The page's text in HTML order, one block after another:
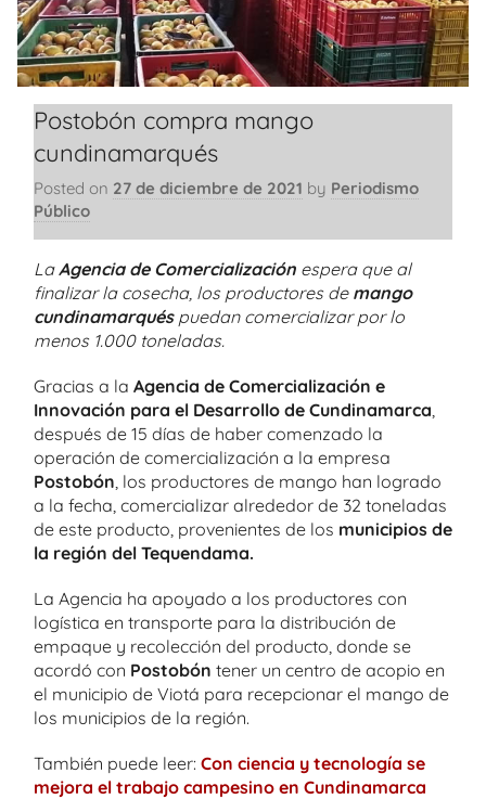
Postobón compra mango
cundinamarqués
Posted on 27 de diciembre de 2021 by Periodismo
Público
LaAgencia de Comercialización espera que al
finalizar la cosecha, los productores demango
cundinamarquéspuedan comercializar por lo
menos 1.000 toneladas.
Gracias a la Agencia de Comercialización e
Innovación para el Desarrollo de Cundinamarca
después de 15 días de haber comenzado la
operación de comercialización a la empresa
Postobón , los productores de mango han logrado
a la fecha, comercializar alrededor de 32 toneladas
de este producto, provenientes de los municipios de
la región del Tequendama.
La Agencia ha apoyado a los productores con
logística en transporte para la distribución de
empaque y recolección del producto, donde se
acordó con Postobón tener un centro de acopio en
el municipio de Viotá para recepcionar el mango de
los municipios de la región.
También puede leer: Con ciencia y tecnología se
mejora el trabajo campesino en Cundinamarca